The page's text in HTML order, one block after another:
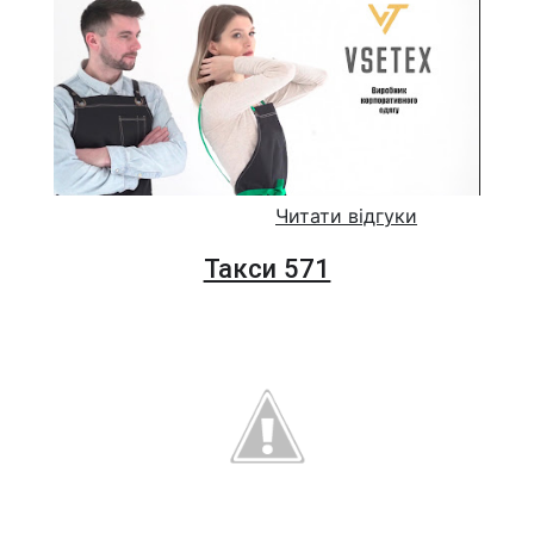
Читати відгуки
Такси 571